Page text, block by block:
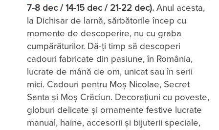
7-8 dec / 14-15 dec / 21-22 dec). Anul acesta,
la Dichisar de Iarnă, sărbătorile încep cu
momente de descoperire, nu cu graba
cumpărăturilor. Dă-ți timp să descoperi
cadouri fabricate din pasiune, în România,
lucrate de mână de om, unicat sau în serii
mici. Cadouri pentru Moș Nicolae, Secret
Santa și Moș Crăciun. Decorațiuni cu poveste,
globuri delicate și ornamente festive lucrate
manual, haine, accesorii și bijuterii speciale,